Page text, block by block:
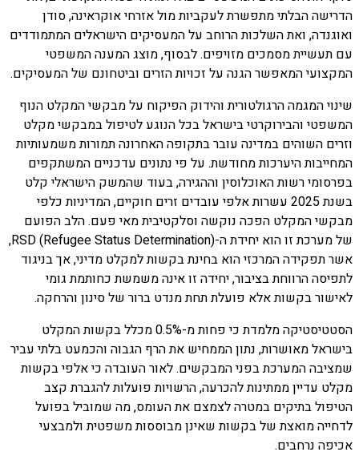
הדרישה הבלתי מתפשרת לעקביות מול אזרחי אוקראינה, סודן
ואוגנדה, ואת השלכות הרוחב על המעסיקים הישראלים המתמודדים
עם תעשיית מסמכים מזויפים. לבסוף, מוצג המענה המשפטי
המקצועי המאפשר הגנה על זכויות הזרים וביטחונם של המעסיקים.
שינוי המגמה הרגולטורית והידוק הפיקוח על מבקשי המקלט הנוף
המשפטי והבירוקרטי בישראל בכל הנוגע לטיפול במבקשי מקלט
וזרים השוהים במדינה עובר בתקופה האחרונה תמורות משמעותיות
המחייבות היערכות מחודשת. על פי נתונים עדכניים המשתקפים
בפרסומי רשות האוכלוסין וההגירה, בעוד שהמשק הישראלי קלט
בשנת 2025 עשרות אלפי עובדים זרים חוקיים, המדיניות כלפי
מבקשי המקלט הפכה נוקשה וסלקטיבית מאי פעם. הלב הפועם
של מערכת זו הוא יחידת ה-RSD (Refugee Status Determination),
אשר תפקידה המרכזי הוא בחינת בקשות למקלט מדיני, אך בניגוד
לתפיסה הרווחת בציבור, יחידה זו אינה משמשת כחותמת גומי
לאישור בקשות אלא פועלת תחת מנדט ברור של סינון והרחקה.
הסטטיסטיקה מלמדת כי פחות מ-0.5% מכלל בקשות המקלט
בישראל מאושרות, נתון הממחיש את הרף הגבוה והכמעט בלתי עביר
שמציבה המערכת בפני המבקשים. לאור העובדה כי אלפי בקשות
מקלט עדיין ממתינות להכרעה, הרשויות פועלות להגברת קצב
הטיפול בתיקים במטרה לצמצם את העומס, מה שמוביל בפועל
לדחייה מואצת של בקשות שאינן מבוססות משפטית ולמבצעי
אכיפה נרחבים.